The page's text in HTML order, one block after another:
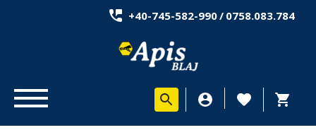
+40-745-582-990/ 0758.083.784